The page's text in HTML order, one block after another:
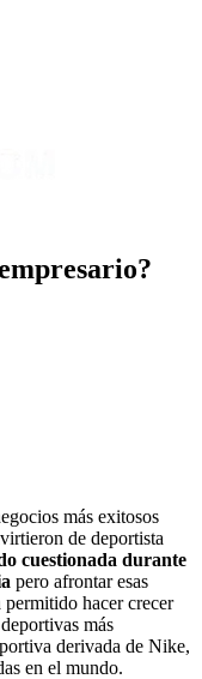
más exitosos
de deportista
cuestionada durante
pero afrontar esas
permitido hacer crecer
más
derivada de Nike,
en el mundo.